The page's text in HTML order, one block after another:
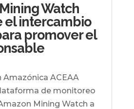
Watch
el intercambio
promover el
Amazónica ACEAA
de monitoreo
Mining Watch a